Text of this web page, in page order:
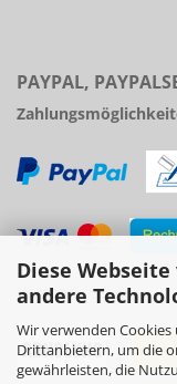
Diese
andere
Wir verwenden
Drittanbietern, um die
gewährleisten, die
PAYPAL,
Versand